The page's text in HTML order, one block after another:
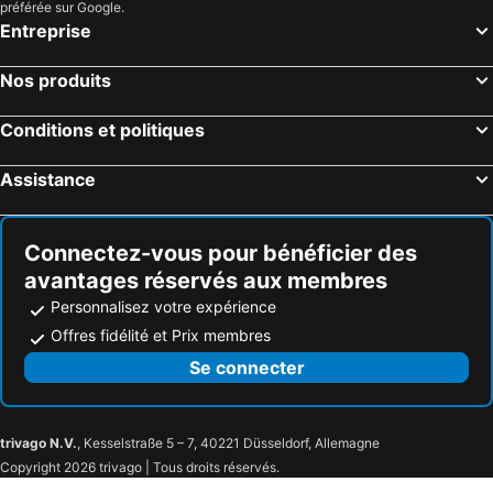
préférée sur Google.
Entreprise
Nos produits
Conditions et politiques
Assistance
Connectez-vous pour bénéficier des
avantages réservés aux membres
Personnalisez votre expérience
Offres fidélité et Prix membres
Se connecter
trivago N.V., Kesselstraße 5 – 7, 40221 Düsseldorf, Allemagne
Copyright 2026 trivago | Tous droits réservés.